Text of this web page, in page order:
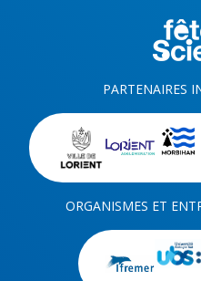
PARTENAIRES
ORGANISMES ET